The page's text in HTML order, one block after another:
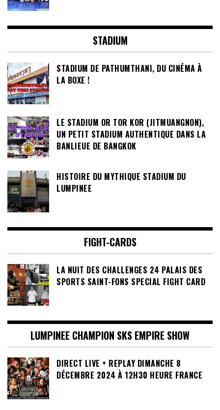
STADIUM
STADIUM DE PATHUMTHANI, DU CINÉMA À
LA BOXE !
LE STADIUM OR TOR KOR (JITMUANGNON),
UN PETIT STADIUM AUTHENTIQUE DANS LA
BANLIEUE DE BANGKOK
HISTOIRE DU MYTHIQUE STADIUM DU
LUMPINEE
FIGHT-CARDS
LA NUIT DES CHALLENGES 24 PALAIS DES
SPORTS SAINT-FONS SPECIAL FIGHT CARD
LUMPINEE CHAMPION SKS EMPIRE SHOW
DIRECT LIVE + REPLAY DIMANCHE 8
DÉCEMBRE 2024 À 12H30 HEURE FRANCE